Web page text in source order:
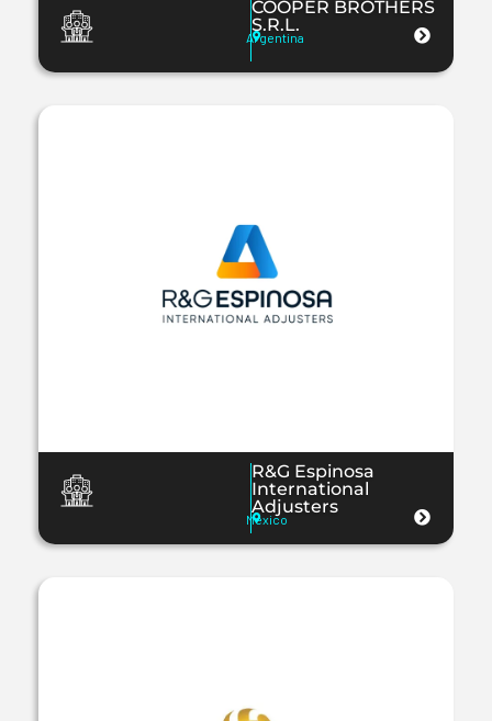
COOPER BROTHERS
S.R.L.
Argentina
R&G Espinosa
International
Adjusters
México